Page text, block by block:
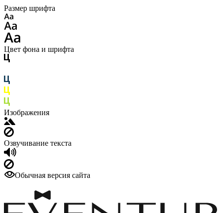
Размер шрифта
Цвет фона и шрифта
Изображения
Озвучивание текста
Обычная версия сайта